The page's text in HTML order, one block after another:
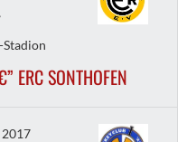
ERC SONTHOFEN